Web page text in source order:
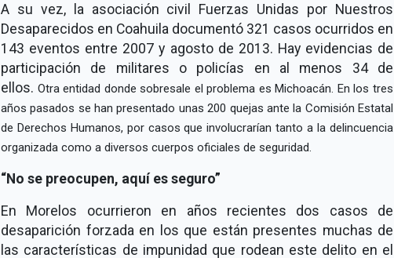
A su vez, la asociación civil Fuerzas Unidas por Nuestros
Desaparecidos en Coahuila documentó 321 casos ocurridos en
143 eventos entre 2007 y agosto de 2013. Hay evidencias de
participación de militares o policías en al menos 34 de
ellos. Otra entidad donde sobresale el problema es Michoacán. En los tres
años pasados se han presentado unas 200 quejas ante la Comisión Estatal
de Derechos Humanos, por casos que involucrarían tanto a la delincuencia
organizada como a diversos cuerpos oficiales de seguridad.
No se preocupen, aquí es seguro
En Morelos ocurrieron en años recientes dos casos de
desaparición forzada en los que están presentes muchas de
las características de impunidad que rodean este delito en el